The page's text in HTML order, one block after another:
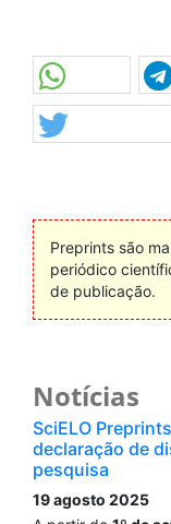
Preprints são
periódico
de publicação.
Notícias
SciELO
declaração de
pesquisa
19 agosto 2025